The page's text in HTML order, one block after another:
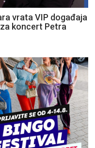
vrata VIP događaja
koncert Petra